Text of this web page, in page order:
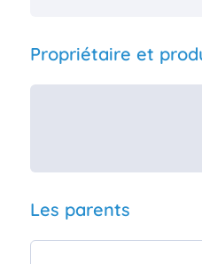
Propriétaire et
Les parents